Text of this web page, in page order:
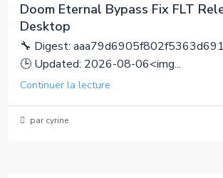
Doom Eternal Bypass Fix FLT
Desktop
🔧 Digest:
🕒 Updated: 2026-08-06<img...
Continuer la lecture
par cyrine